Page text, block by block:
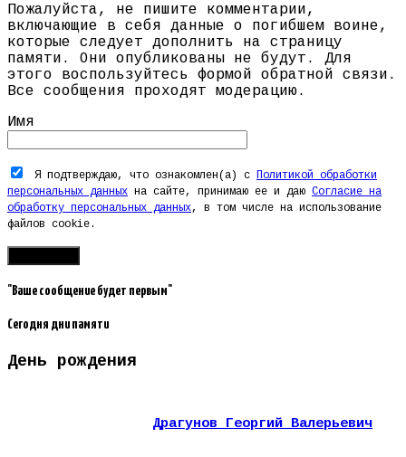
Пожалуйста, не пишите комментарии,
включающие в себя данные о погибшем воине,
которые следует дополнить на страницу
памяти. Они опубликованы не будут. Для
этого воспользуйтесь формой обратной связи.
Все сообщения проходят модерацию.
Имя
Я подтверждаю, что ознакомлен(а) с
Политикой обработки
персональных данных на сайте, принимаю ее и даю Согласие на
обработку персональных данных, в том числе на использование
файлов cookie.
"Ваше сообщение будет первым"
Сегодня дни памяти
День рождения
Драгунов Георгий Валерьевич